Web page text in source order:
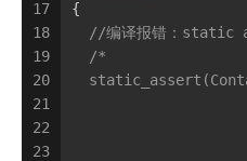
17
18
19
20
21
22
23
{
//编译报错：
/*